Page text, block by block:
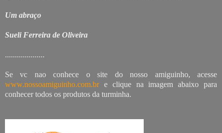
Um abraço
Sueli Ferreira de Oliveira
....................
Se vc nao conhece o site do nosso amiguinho, acesse
www.nossoamiguinho.com.bre clique na imagem abaixo para
conhecer todos os produtos da turminha.